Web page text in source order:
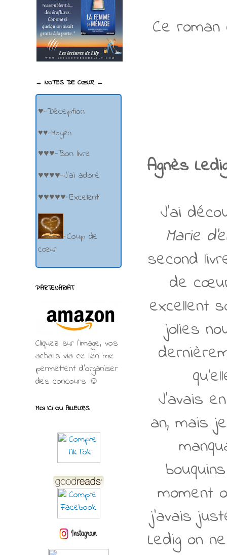
Ce
Agnès
J'ai
Marie
second
de
excellent
jolies
J'avais
an, mais
moment
j'avais
Ledig on
→ NOTES DE CŒUR ←
♥-Déception
♥♥-Moyen
♥♥♥-Bon livre
♥♥♥♥-J'ai adoré
♥♥♥♥♥-Excellent
-Coup de
cœur
PARTENARIAT
Cliquez sur l'image, vos
achats via ce lien me
permettent d’organiser
des concours ☺
MOI ICI OU AILLEURS